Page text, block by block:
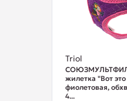
Triol
жилетка "Вот
фиолетовая,
4...